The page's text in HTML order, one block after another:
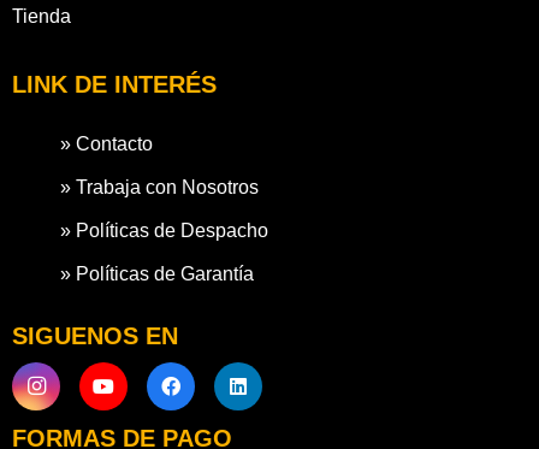
Tienda
LINK DE INTERÉS
» Contacto
» Trabaja con Nosotros
» Políticas de Despacho
» Políticas de Garantía
SIGUENOS EN
FORMAS DE PAGO